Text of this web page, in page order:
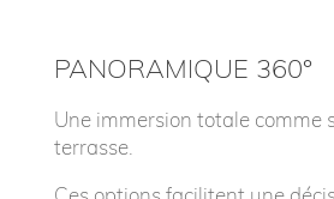
PANORAMIQUE 360°
Une immersion totale comme
terrasse.